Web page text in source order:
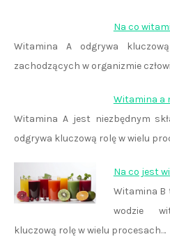
Na co
Witamina A odgrywa
zachodzących w organizmie
Witamina a
Witamina A jest niezbędnym
odgrywa kluczową rolę w wielu
Na co jest
Witamina B
wodzie
kluczową rolę w wielu procesach…